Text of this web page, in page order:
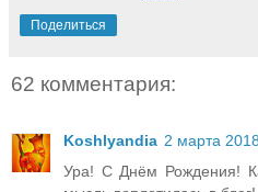
Поделиться
62 комментария:
Koshlyandia 2 марта
Ура! С Днём Рождения!